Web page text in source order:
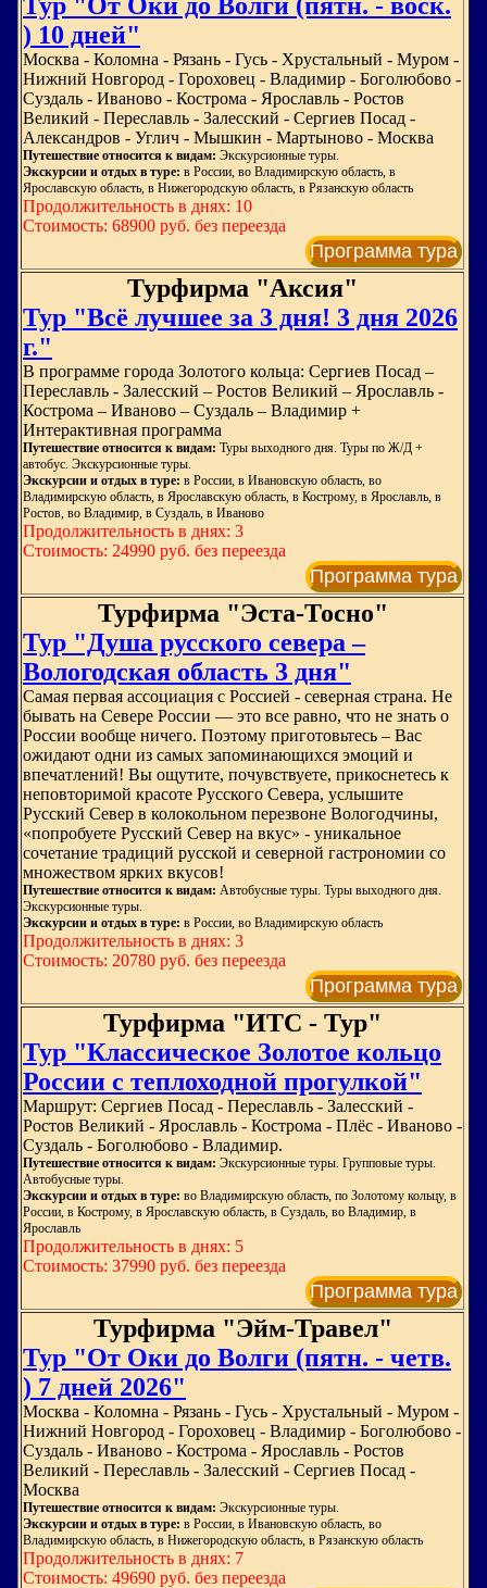
) 10 дней"
Москва - Коломна - Рязань - Гусь - Хрустальный - Муром -
Нижний Новгород - Гороховец - Владимир - Боголюбово -
Суздаль - Иваново - Кострома - Ярославль - Ростов
Великий - Переславль - Залесский - Сергиев Посад -
Александров - Углич - Мышкин - Мартыново - Москва
Путешествие относится к видам: Экскурсионные туры.
Экскурсии и отдых в туре: в России, во Владимирскую область, в
Ярославскую область, в Нижегородскую область, в Рязанскую область
Продолжительность в днях: 10
Стоимость: 68900 руб. без переезда
Программа тура
Турфирма "Аксия"
Тур "Всё лучшее за 3 дня! 3 дня 2026
г."
В программе города Золотого кольца: Сергиев Посад –
Переславль - Залесский – Ростов Великий – Ярославль -
Кострома – Иваново – Суздаль – Владимир +
Интерактивная программа
Путешествие относится к видам: Туры выходного дня. Туры по Ж/Д +
автобус. Экскурсионные туры.
Экскурсии и отдых в туре: в России, в Ивановскую область, во
Владимирскую область, в Ярославскую область, в Кострому, в Ярославль, в
Ростов, во Владимир, в Суздаль, в Иваново
Продолжительность в днях: 3
Стоимость: 24990 руб. без переезда
Программа тура
Турфирма "Эста-Тосно"
Тур "Душа русского севера –
Вологодская область 3 дня"
Самая первая ассоциация с Россией - северная страна. Не
бывать на Севере России — это все равно, что не знать о
России вообще ничего. Поэтому приготовьтесь – Вас
ожидают одни из самых запоминающихся эмоций и
впечатлений! Вы ощутите, почувствуете, прикоснетесь к
неповторимой красоте Русского Севера, услышите
Русский Север в колокольном перезвоне Вологодчины,
«попробуете Русский Север на вкус» - уникальное
сочетание традиций русской и северной гастрономии со
множеством ярких вкусов!
Путешествие относится к видам: Автобусные туры. Туры выходного дня.
Экскурсионные туры.
Экскурсии и отдых в туре: в России, во Владимирскую область
Продолжительность в днях: 3
Стоимость: 20780 руб. без переезда
Программа тура
Турфирма "ИТС - Тур"
Тур "Классическое Золотое кольцо
России с теплоходной прогулкой"
Маршрут: Сергиев Посад - Переславль - Залесский -
Ростов Великий - Ярославль - Кострома - Плёс - Иваново -
Суздаль - Боголюбово - Владимир.
Путешествие относится к видам: Экскурсионные туры. Групповые туры.
Автобусные туры.
Экскурсии и отдых в туре: во Владимирскую область, по Золотому кольцу, в
России, в Кострому, в Ярославскую область, в Суздаль, во Владимир, в
Ярославль
Продолжительность в днях: 5
Стоимость: 37990 руб. без переезда
Программа тура
Турфирма "Эйм-Травел"
Тур "От Оки до Волги (пятн. - четв.
) 7 дней 2026"
Москва - Коломна - Рязань - Гусь - Хрустальный - Муром -
Нижний Новгород - Гороховец - Владимир - Боголюбово -
Суздаль - Иваново - Кострома - Ярославль - Ростов
Великий - Переславль - Залесский - Сергиев Посад -
Москва
Путешествие относится к видам: Экскурсионные туры.
Экскурсии и отдых в туре: в России, в Ивановскую область, во
Владимирскую область, в Нижегородскую область, в Рязанскую область
Продолжительность в днях: 7
Стоимость: 49690 руб. без переезда